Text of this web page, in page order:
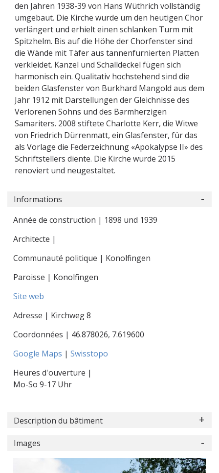
den Jahren 1938-39 von Hans Wüthrich vollständig
umgebaut. Die Kirche wurde um den heutigen Chor
verlängert und erhielt einen schlanken Turm mit
Spitzhelm. Bis auf die Höhe der Chorfenster sind
die Wände mit Täfer aus tannenfurnierten Platten
verkleidet. Kanzel und Schalldeckel fügen sich
harmonisch ein. Qualitativ hochstehend sind die
beiden Glasfenster von Burkhard Mangold aus dem
Jahr 1912 mit Darstellungen der Gleichnisse des
Verlorenen Sohns und des Barmherzigen
Samariters. 2008 stiftete Charlotte Kerr, die Witwe
von Friedrich Dürrenmatt, ein Glasfenster, für das
als Vorlage die Federzeichnung «Apokalypse II» des
Schriftstellers diente. Die Kirche wurde 2015
renoviert und neugestaltet.
Informations
Année de construction | 1898 und 1939
Architecte |
Communauté politique | Konolfingen
Paroisse | Konolfingen
Site web
Adresse | Kirchweg 8
Coordonnées | 46.878026, 7.619600
Google Maps | Swisstopo
Heures d'ouverture |
Mo-So 9-17 Uhr
Description du bâtiment
Images